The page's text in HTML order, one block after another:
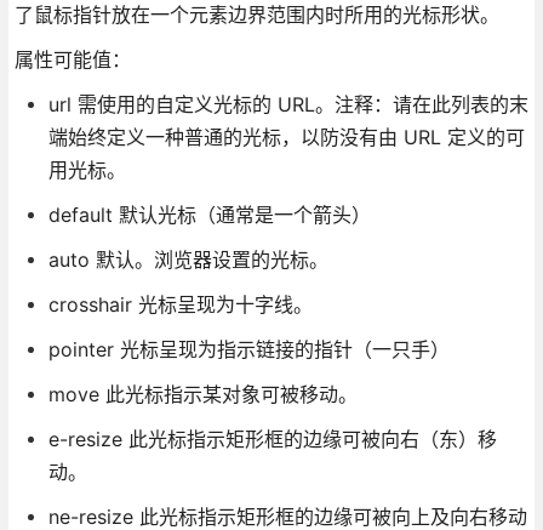
了鼠标指针放在一个元素边界范围内时所用的光标形状。
属性可能值：
url 需使用的自定义光标的 URL。注释：请在此列表的末
端始终定义一种普通的光标，以防没有由 URL 定义的可
用光标。
default 默认光标（通常是一个箭头）
auto 默认。浏览器设置的光标。
crosshair 光标呈现为十字线。
pointer 光标呈现为指示链接的指针（一只手）
move 此光标指示某对象可被移动。
e-resize 此光标指示矩形框的边缘可被向右（东）移
动。
ne-resize 此光标指示矩形框的边缘可被向上及向右移动